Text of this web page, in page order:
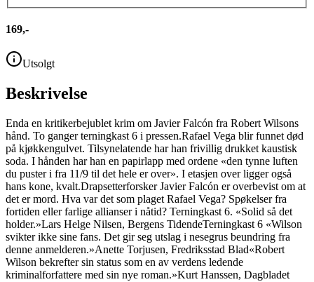
169,-
Utsolgt
Beskrivelse
Enda en kritikerbejublet krim om Javier Falcón fra Robert Wilsons
hånd. To ganger terningkast 6 i pressen.Rafael Vega blir funnet død
på kjøkkengulvet. Tilsynelatende har han frivillig drukket kaustisk
soda. I hånden har han en papirlapp med ordene «den tynne luften
du puster i fra 11/9 til det hele er over». I etasjen over ligger også
hans kone, kvalt.Drapsetterforsker Javier Falcón er overbevist om at
det er mord. Hva var det som plaget Rafael Vega? Spøkelser fra
fortiden eller farlige allianser i nåtid? Terningkast 6. «Solid så det
holder.»Lars Helge Nilsen, Bergens TidendeTerningkast 6 «Wilson
svikter ikke sine fans. Det gir seg utslag i nesegrus beundring fra
denne anmelderen.»Anette Torjusen, Fredriksstad Blad«Robert
Wilson bekrefter sin status som en av verdens ledende
kriminalforfattere med sin nye roman.»Kurt Hanssen, Dagbladet